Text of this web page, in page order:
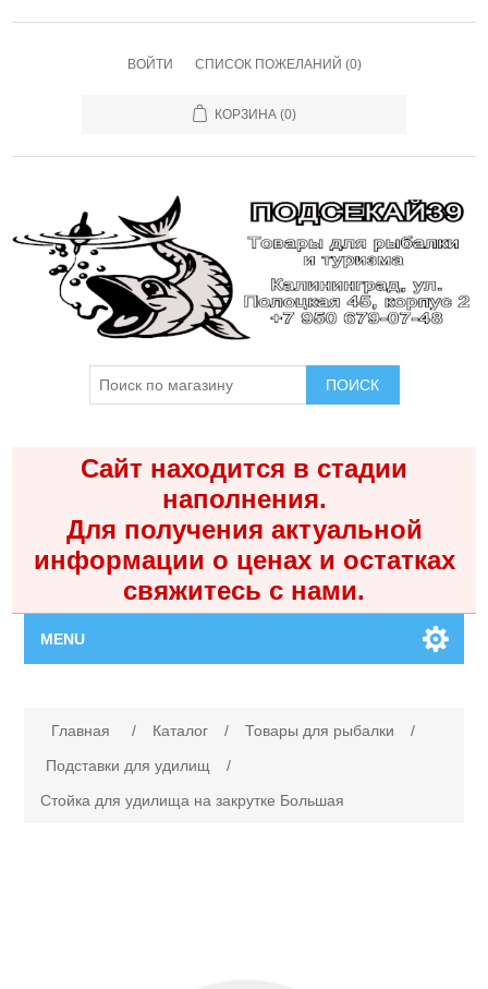
ВОЙТИ СПИСОК ПОЖЕЛАНИЙ (0)
КОРЗИНА (0)
ПОИСК
Сайт находится в стадии
наполнения.
Для получения актуальной
информации о ценах и остатках
свяжитесь с нами.
MENU
Каталог
Главная / Каталог / Товары для рыбалки
/
Подставки для удилищ
/
Стойка для удилища на закрутке Большая